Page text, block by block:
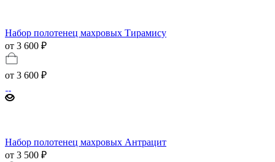
Набор полотенец махровых Тирамису
от 3 600 ₽
от 3 600 ₽
Набор полотенец махровых Антрацит
от 3 500 ₽